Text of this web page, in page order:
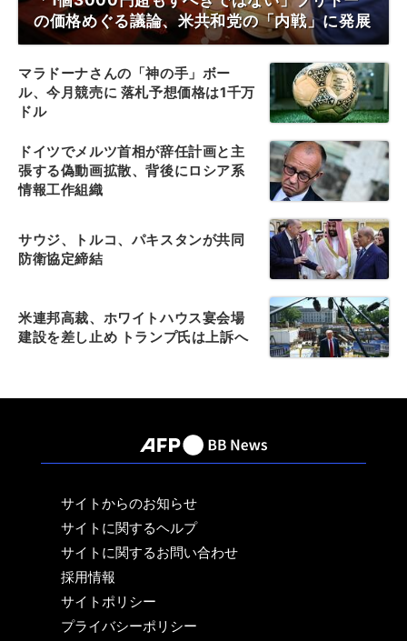
の価格めぐる議論、米共和党の「内戦」に発展
マラドーナさんの「神の手」ボー
ル、今月競売に 落札予想価格は1千万
ドル
ドイツでメルツ首相が辞任計画と主
張する偽動画拡散、背後にロシア系
情報工作組織
サウジ、トルコ、パキスタンが共同
防衛協定締結
米連邦高裁、ホワイトハウス宴会場
建設を差し止め トランプ氏は上訴へ
サイトからのお知らせ
サイトに関するヘルプ
サイトに関するお問い合わせ
採用情報
サイトポリシー
プライバシーポリシー